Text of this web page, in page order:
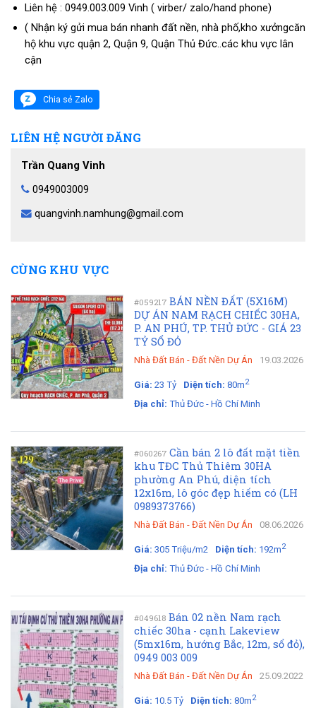
Liên hệ : 0949.003.009 Vinh ( virber/ zalo/hand phone)
( Nhận ký gửi mua bán nhanh đất nền, nhà phố,kho xưởngcăn
hộ khu vực quận 2, Quận 9, Quận Thủ Đức..các khu vực lân
cận
Chia sẻ Zalo
LIÊN HỆ NGƯỜI ĐĂNG
Trần Quang Vinh
0949003009
quangvinh.namhung@gmail.com
CÙNG KHU VỰC
#059217 BÁN NỀN ĐẤT (5X16M)
DỰ ÁN NAM RẠCH CHIẾC 30HA,
P. AN PHÚ, TP. THỦ ĐỨC - GIÁ 23
TỶ SỔ ĐỎ
Nhà Đất Bán - Đất Nền Dự Án 19.03.2026
Giá: 23 Tỷ Diện tích: 80m2
Địa chỉ: Thủ Đức - Hồ Chí Minh
#060267 Cần bán 2 lô đất mặt tiền
khu TĐC Thủ Thiêm 30HA
phường An Phú, diện tích
12x16m, lô góc đẹp hiếm có (LH
0989373766)
Nhà Đất Bán - Đất Nền Dự Án 08.06.2026
Giá: 305 Triệu/m2 Diện tích: 192m2
Địa chỉ: Thủ Đức - Hồ Chí Minh
#049618 Bán 02 nền Nam rạch
chiếc 30ha - cạnh Lakeview
(5mx16m, hướng Bắc, 12m, sổ đỏ),
0949 003 009
Nhà Đất Bán - Đất Nền Dự Án 25.09.2022
Giá: 10.5 Tỷ Diện tích: 80m2